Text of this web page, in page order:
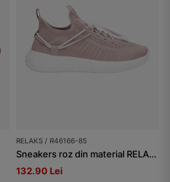
RELAKS / R46166-85
Sneakers roz din material RELAKS pe talpă ușoară albă
132.90 Lei